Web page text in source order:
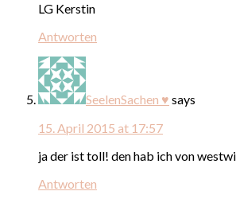
LG Kerstin
Antworten
SeelenSachen ♥ says
15. April 2015 at 17:57
ja der ist toll! den hab ich von
Antworten